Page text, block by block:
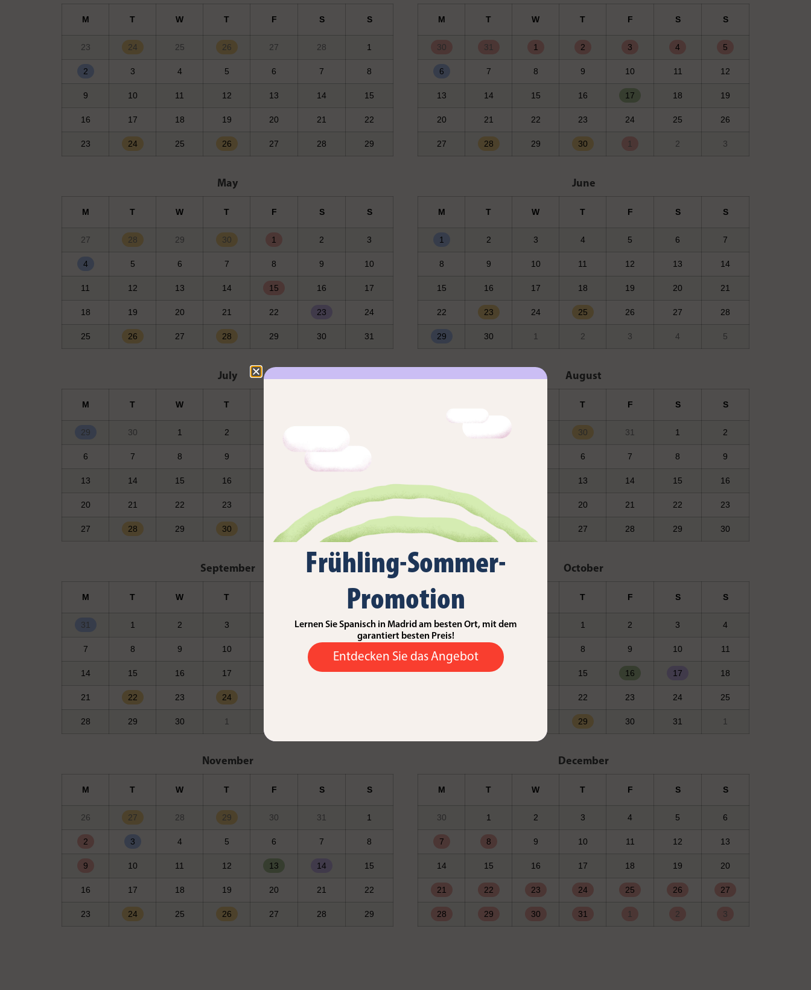
M T W T F S S
23 24 25 26 27 28 1
2 3 4 5 6 7 8
9 10 11 12 13 14 15
16 17 18 19 20 21 22
23 24 25 26 27 28 29
M T W T F S S
30 31 1 2 3 4 5
6 7 8 9 10 11 12
13 14 15 16 17 18 19
20 21 22 23 24 25 26
27 28 29 30 1 2 3
May
M T W T F S S
27 28 29 30 1 2 3
4 5 6 7 8 9 10
11 12 13 14 15 16 17
18 19 20 21 22 23 24
25 26 27 28 29 30 31
June
M T W T F S S
1 2 3 4 5 6 7
8 9 10 11 12 13 14
15 16 17 18 19 20 21
22 23 24 25 26 27 28
29 30 1 2 3 4 5
July
M T W T
29 30 1 2
6 7 8 9
13 14 15 16
20 21 22 23 25 26
27 28 29 30 2
August
T F S S
30 31 1 2
6 7 8 9
13 14 15 16
17 18 20 21 22 23
25 27 28 29 30
September
M T W T S
31 1 2 3 5 6
7 8 9 10
14 15 16 17 19 20
21 22 23 24
28 29 30 1
October
M T F S S
28 29 1 2 3 4
8 9 10 11
12 13 15 16 17 18
22 23 24 25
29 30 31 1
November
M T W T F S S
26 27 28 29 30 31 1
2 3 4 5 6 7 8
9 10 11 12 13 14 15
16 17 18 19 20 21 22
23 24 25 26 27 28 29
December
M T W T F S S
30 1 2 3 4 5 6
7 8 9 10 11 12 13
14 15 16 17 18 19 20
21 22 23 24 25 26 27
28 29 30 31 1 2 3
Frühling-Sommer-
Promotion
Lernen Sie Spanisch in Madrid am besten Ort, mit dem
garantiert besten Preis!
Entdecken Sie das Angebot